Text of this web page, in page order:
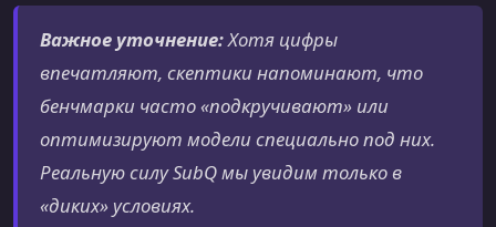
Важное уточнение:Хотя цифры
впечатляют, скептики напоминают, что
бенчмарки часто «подкручивают» или
оптимизируют модели специально под них.
Реальную силу SubQ мы увидим только в
«диких» условиях.